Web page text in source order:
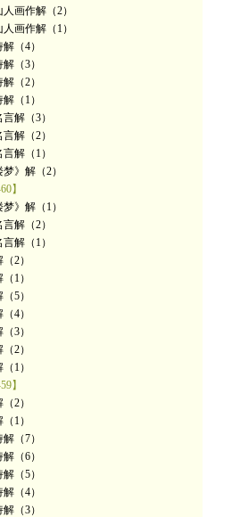
人画作解（2）
人画作解（1）
（4）
（3）
（2）
（1）
解（3）
解（2）
解（1）
梦》解（2）
】
梦》解（1）
解（2）
解（1）
2）
1）
5）
4）
3）
2）
1）
】
2）
1）
（7）
（6）
（5）
（4）
（3）